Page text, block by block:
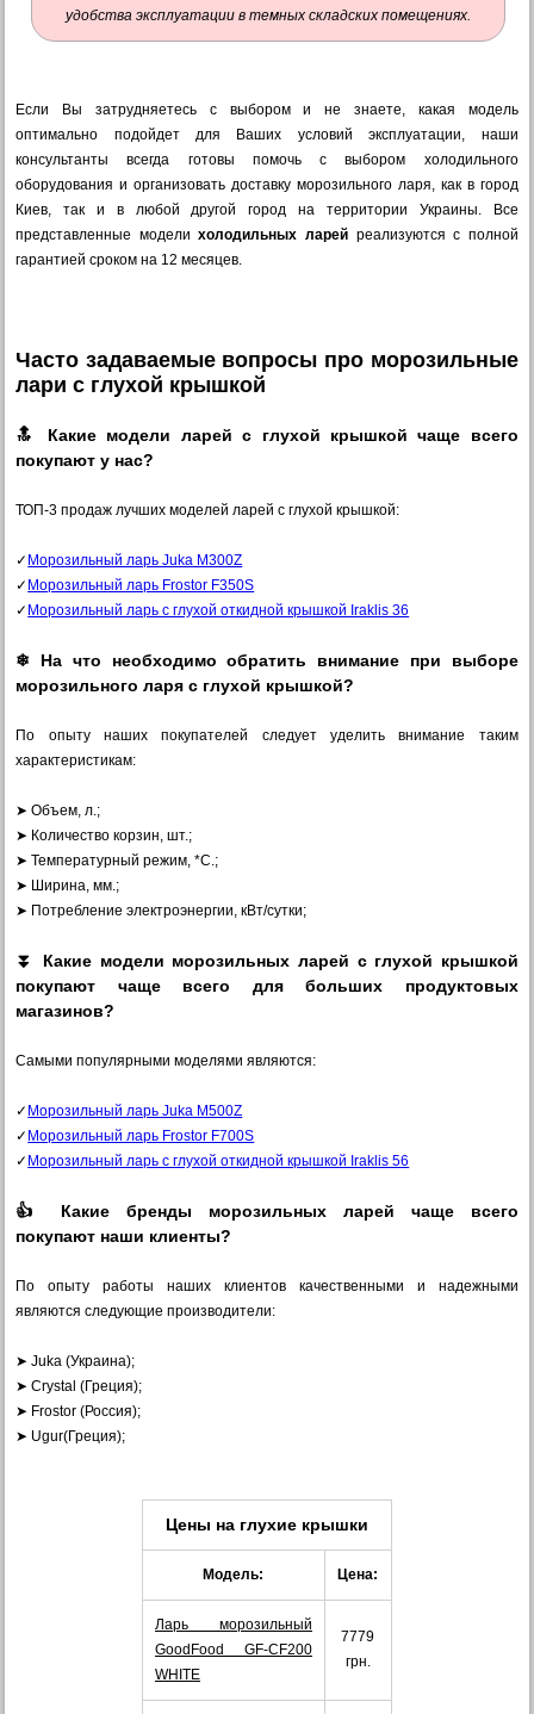
удобства эксплуатации в темных складских помещениях.
Если Вы затрудняетесь с выбором и не знаете, какая модель
оптимально подойдет для Ваших условий эксплуатации, наши
консультанты всегда готовы помочь с выбором холодильного
оборудования и организовать доставку морозильного ларя, как в город
Киев, так и в любой другой город на территории Украины. Все
представленные моделихолодильных ларейреализуются с полной
гарантией сроком на 12 месяцев.
Часто задаваемые вопросы про морозильные
лари с глухой крышкой
🔝 Какие модели ларей с глухой крышкой чаще всего
покупают у нас?
ТОП-3 продаж лучших моделей ларей с глухой крышкой:
✓ Морозильный ларь Juka M300Z
✓ Морозильный ларь Frostor F350S
✓ Морозильный ларь с глухой откидной крышкой Iraklis 36
❄ На что необходимо обратить внимание при выборе
морозильного ларя с глухой крышкой?
По опыту наших покупателей следует уделить внимание таким
характеристикам:
➤ Объем, л.;
➤ Количество корзин, шт.;
➤ Температурный режим, *С.;
➤ Ширина, мм.;
➤ Потребление электроэнергии, кВт/сутки;
⏬ Какие модели морозильных ларей с глухой крышкой
покупают чаще всего для больших продуктовых
магазинов?
Самыми популярными моделями являются:
✓ Морозильный ларь Juka M500Z
✓ Морозильный ларь Frostor F700S
✓ Морозильный ларь с глухой откидной крышкой Iraklis 56
👍 Какие бренды морозильных ларей чаще всего
покупают наши клиенты?
По опыту работы наших клиентов качественными и надежными
являются следующие производители:
➤ Juka (Украина);
➤ Crystal (Греция);
➤ Frostor (Россия);
➤ Ugur(Греция);
Цены на глухие крышки
Модель: Цена:
Ларь морозильный
GoodFood GF-CF200
WHITE
7779
грн.